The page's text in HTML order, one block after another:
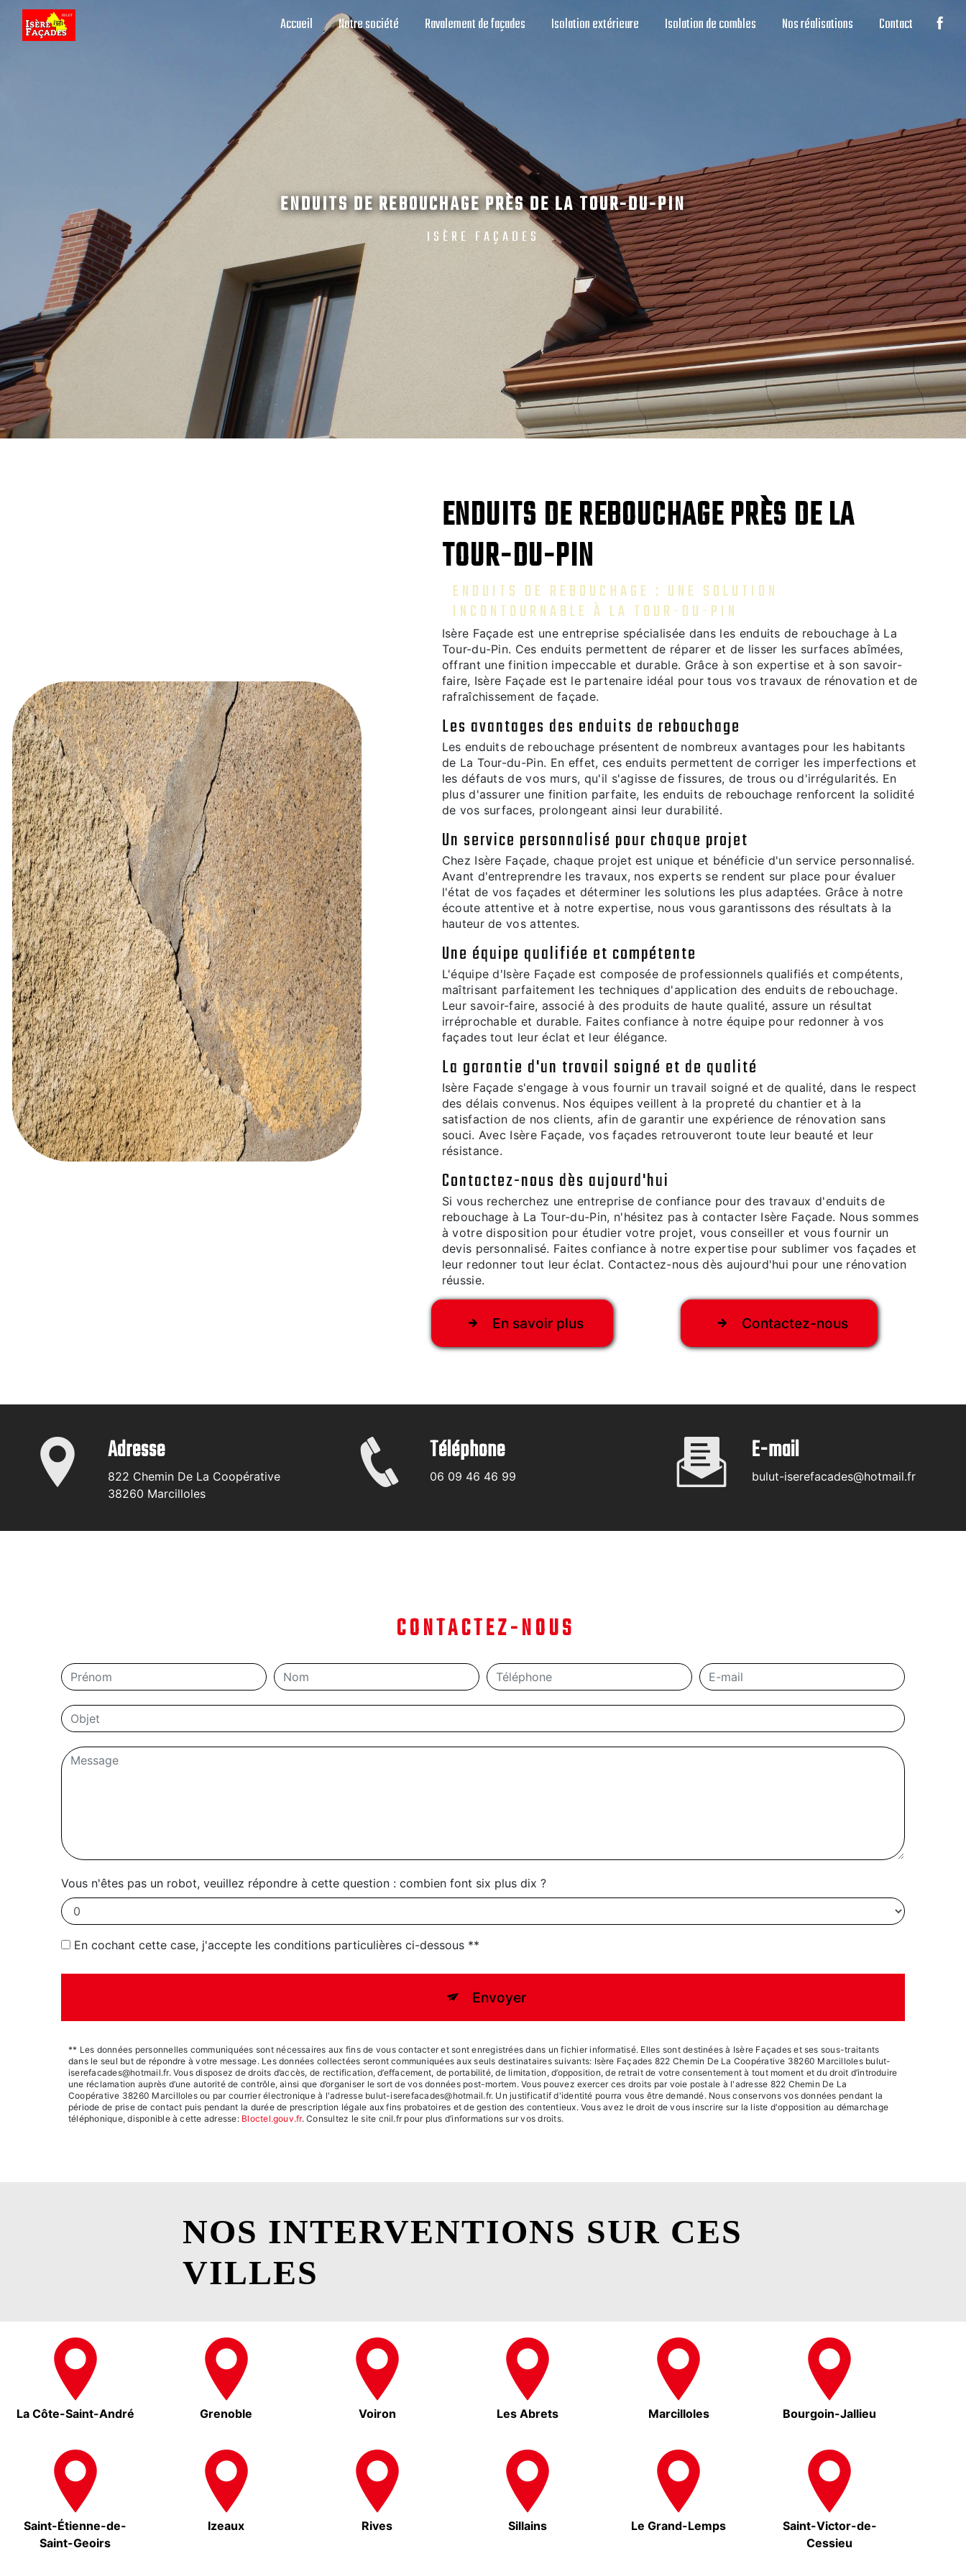
Accueil Notre société Ravalement de façades Isolation extérieure Isolation de combles Nos réalisations Contact
ENDUITS DE REBOUCHAGE PRÈS DE LA TOUR-DU-PIN
ISÈRE FAÇADES
ENDUITS DE REBOUCHAGE PRÈS DE LA
TOUR-DU-PIN
ENDUITS DE REBOUCHAGE : UNE SOLUTION
INCONTOURNABLE À LA TOUR-DU-PIN
Isère Façade est une entreprise spécialisée dans les enduits de rebouchage à La
Tour-du-Pin. Ces enduits permettent de réparer et de lisser les surfaces abîmées,
offrant une finition impeccable et durable. Grâce à son expertise et à son savoir-
faire, Isère Façade est le partenaire idéal pour tous vos travaux de rénovation et de
rafraîchissement de façade.
Les avantages des enduits de rebouchage
Les enduits de rebouchage présentent de nombreux avantages pour les habitants
de La Tour-du-Pin. En effet, ces enduits permettent de corriger les imperfections et
les défauts de vos murs, qu'il s'agisse de fissures, de trous ou d'irrégularités. En
plus d'assurer une finition parfaite, les enduits de rebouchage renforcent la solidité
de vos surfaces, prolongeant ainsi leur durabilité.
Un service personnalisé pour chaque projet
Chez Isère Façade, chaque projet est unique et bénéficie d'un service personnalisé.
Avant d'entreprendre les travaux, nos experts se rendent sur place pour évaluer
l'état de vos façades et déterminer les solutions les plus adaptées. Grâce à notre
écoute attentive et à notre expertise, nous vous garantissons des résultats à la
hauteur de vos attentes.
Une équipe qualifiée et compétente
L'équipe d'Isère Façade est composée de professionnels qualifiés et compétents,
maîtrisant parfaitement les techniques d'application des enduits de rebouchage.
Leur savoir-faire, associé à des produits de haute qualité, assure un résultat
irréprochable et durable. Faites confiance à notre équipe pour redonner à vos
façades tout leur éclat et leur élégance.
La garantie d'un travail soigné et de qualité
Isère Façade s'engage à vous fournir un travail soigné et de qualité, dans le respect
des délais convenus. Nos équipes veillent à la propreté du chantier et à la
satisfaction de nos clients, afin de garantir une expérience de rénovation sans
souci. Avec Isère Façade, vos façades retrouveront toute leur beauté et leur
résistance.
Contactez-nous dès aujourd'hui
Si vous recherchez une entreprise de confiance pour des travaux d'enduits de
rebouchage à La Tour-du-Pin, n'hésitez pas à contacter Isère Façade. Nous sommes
à votre disposition pour étudier votre projet, vous conseiller et vous fournir un
devis personnalisé. Faites confiance à notre expertise pour sublimer vos façades et
leur redonner tout leur éclat. Contactez-nous dès aujourd'hui pour une rénovation
réussie.
En savoir plus Contactez-nous
Adresse
822 Chemin De La Coopérative
38260 Marcilloles
Téléphone
06 09 46 46 99
E-mail
bulut-iserefacades@hotmail.fr
CONTACTEZ-NOUS
Vous n'êtes pas un robot, veuillez répondre à cette question : combien font six plus dix ?
En cochant cette case, j'accepte les conditions particulières ci-dessous **
Envoyer
** Les données personnelles communiquées sont nécessaires aux fins de vous contacter et sont enregistrées dans un fichier informatisé. Elles sont destinées à Isère Façades et ses sous-traitants
dans le seul but de répondre à votre message. Les données collectées seront communiquées aux seuls destinataires suivants: Isère Façades 822 Chemin De La Coopérative 38260 Marcilloles bulut-
iserefacades@hotmail.fr. Vous disposez de droits d’accès, de rectification, d’effacement, de portabilité, de limitation, d’opposition, de retrait de votre consentement à tout moment et du droit d’introduire
une réclamation auprès d’une autorité de contrôle, ainsi que d’organiser le sort de vos données post-mortem. Vous pouvez exercer ces droits par voie postale à l'adresse 822 Chemin De La
Coopérative 38260 Marcilloles ou par courrier électronique à l'adresse bulut-iserefacades@hotmail.fr. Un justificatif d'identité pourra vous être demandé. Nous conservons vos données pendant la
période de prise de contact puis pendant la durée de prescription légale aux fins probatoires et de gestion des contentieux. Vous avez le droit de vous inscrire sur la liste d'opposition au démarchage
téléphonique, disponible à cette adresse: Bloctel.gouv.fr. Consultez le site cnil.fr pour plus d’informations sur vos droits.
NOS INTERVENTIONS SUR CES
VILLES
La Côte-Saint-André Grenoble Voiron Les Abrets Marcilloles Bourgoin-Jallieu
Saint-Étienne-de-
Saint-Geoirs
Izeaux Rives Sillains Le Grand-Lemps
Saint-Victor-de-
Cessieu
Panneau de gestion des cookies